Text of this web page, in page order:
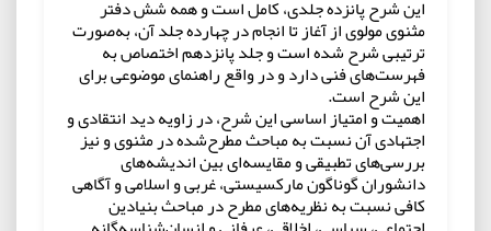
اين شرح پانزده جلدى، كامل است و همه شش دفتر
مثنوى مولوى از آغاز تا انجام در چهارده جلد آن، به‌صورت
ترتيبى شرح شده است و جلد پانزدهم اختصاص به
فهرست‌هاى فنى دارد و در واقع راهنماى موضوعى براى
اين شرح است.
اهميت و امتياز اساسى اين شرح، در زاويه ديد انتقادى و
اجتهادى آن نسبت به مباحث مطرح‌شده در مثنوى و نيز
بررسى‌هاى تطبيقى و مقايسه‌اى بين انديشه‌هاى
دانشوران گوناگون مارکسیستى، غربى و اسلامى و آگاهى
كافى نسبت به نظريه‌هاى مطرح در مباحث بنيادين